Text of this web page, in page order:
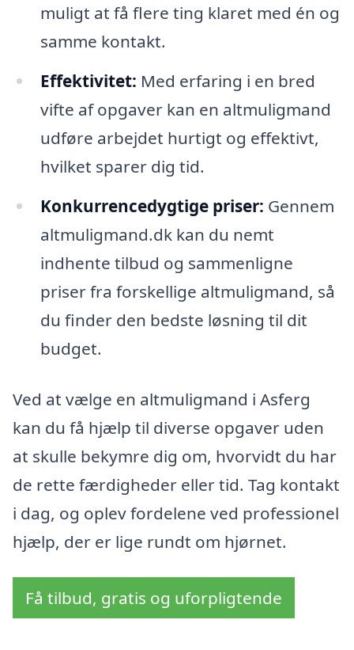
muligt at få flere ting klaret med én og
samme kontakt.
Effektivitet: Med erfaring i en bred
vifte af opgaver kan en altmuligmand
udføre arbejdet hurtigt og effektivt,
hvilket sparer dig tid.
Konkurrencedygtige priser: Gennem
altmuligmand.dk kan du nemt
indhente tilbud og sammenligne
priser fra forskellige altmuligmand, så
du finder den bedste løsning til dit
budget.
Ved at vælge en altmuligmand i Asferg
kan du få hjælp til diverse opgaver uden
at skulle bekymre dig om, hvorvidt du har
de rette færdigheder eller tid. Tag kontakt
i dag, og oplev fordelene ved professionel
hjælp, der er lige rundt om hjørnet.
Få tilbud, gratis og uforpligtende